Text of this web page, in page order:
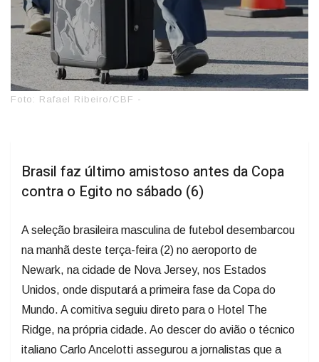
Foto: Rafael Ribeiro/CBF -
Brasil faz último amistoso antes da Copa
contra o Egito no sábado (6)
A seleção brasileira masculina de futebol desembarcou
na manhã deste terça-feira (2) no aeroporto de
Newark, na cidade de Nova Jersey, nos Estados
Unidos, onde disputará a primeira fase da Copa do
Mundo. A comitiva seguiu direto para o Hotel The
Ridge, na própria cidade. Ao descer do avião o técnico
italiano Carlo Ancelotti assegurou a jornalistas que a